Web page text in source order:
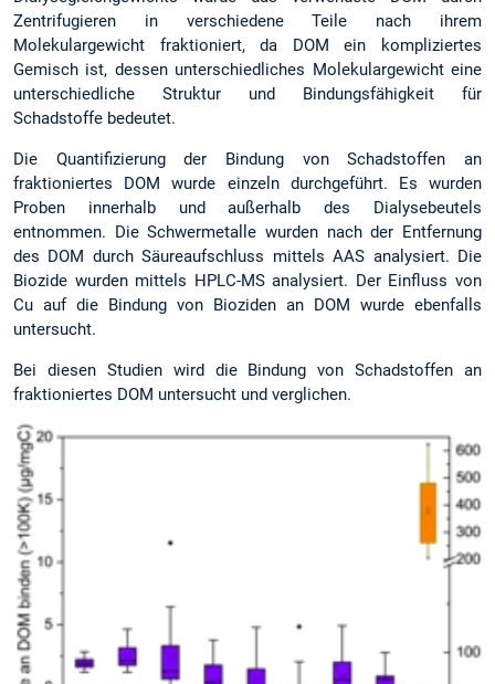
Zentrifugieren in verschiedene Teile nach ihrem
Molekulargewicht fraktioniert, da DOM ein kompliziertes
Gemisch ist, dessen unterschiedliches Molekulargewicht eine
unterschiedliche Struktur und Bindungsfähigkeit für
Schadstoffe bedeutet.
Die Quantifizierung der Bindung von Schadstoffen an
fraktioniertes DOM wurde einzeln durchgeführt. Es wurden
Proben innerhalb und außerhalb des Dialysebeutels
entnommen. Die Schwermetalle wurden nach der Entfernung
des DOM durch Säureaufschluss mittels AAS analysiert. Die
Biozide wurden mittels HPLC-MS analysiert. Der Einfluss von
Cu auf die Bindung von Bioziden an DOM wurde ebenfalls
untersucht.
Bei diesen Studien wird die Bindung von Schadstoffen an
fraktioniertes DOM untersucht und verglichen.